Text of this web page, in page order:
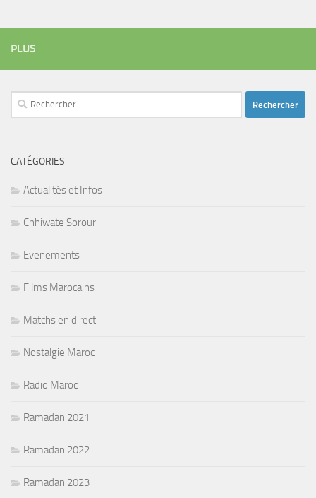
PLUS
Rechercher :
CATÉGORIES
Actualités et Infos
Chhiwate Sorour
Evenements
Films Marocains
Matchs en direct
Nostalgie Maroc
Radio Maroc
Ramadan 2021
Ramadan 2022
Ramadan 2023